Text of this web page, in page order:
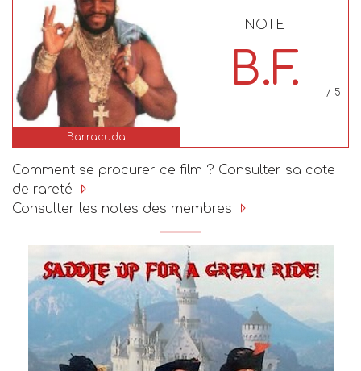
Barracuda
NOTE
B.F. / 5
Comment se procurer ce film ? Consulter sa cote
de rareté
Consulter les notes des membres